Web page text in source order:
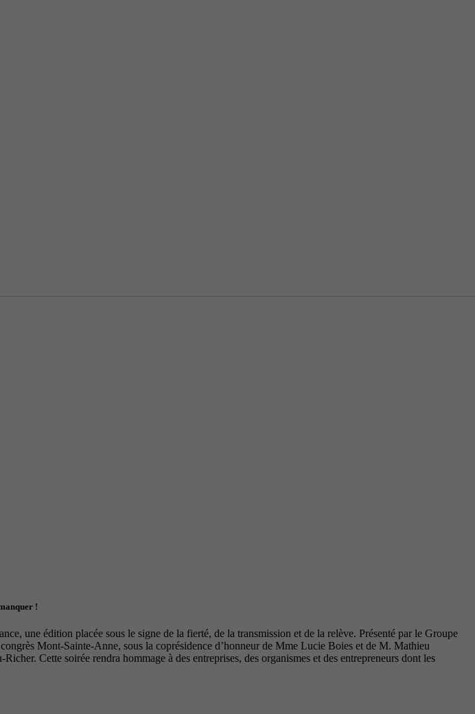
!
une édition placée sous le signe de la fierté, de la transmission et de la relève. Présenté par le Groupe
Mont-Sainte-Anne, sous la coprésidence d’honneur de Mme Lucie Boies et de M. Mathieu
Cette soirée rendra hommage à des entreprises, des organismes et des entrepreneurs dont les